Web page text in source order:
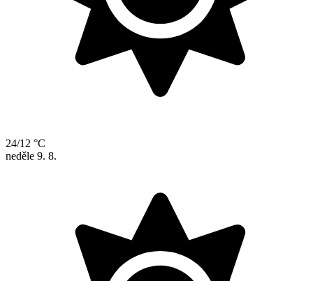
24/12 °C
neděle 9. 8.